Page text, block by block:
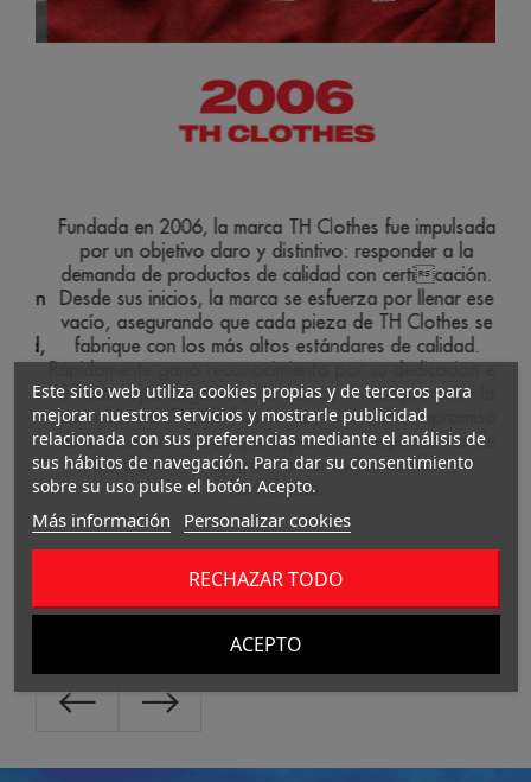
Fundada en 2006, la marca TH Clothes fue impulsada
por un objetivo claro y distintivo: responder a la
demanda de productos de calidad con certicación.
Desde sus inicios, la marca se esfuerza por llenar ese
vacío, asegurando que cada pieza de TH Clothes se
fabrique con los más altos estándares de calidad.
Rápidamente ganó reconocimiento por su dedicación en
ofrecer ropa elegante y duradera, sin comprometer la
accesibilidad. TH Clothes se mueve por el compromiso
de ofrecer productos que superen las expectativas de
los clientes, proporcionando estilo, confort y
conanza.
Este sitio web utiliza cookies propias y de terceros para
mejorar nuestros servicios y mostrarle publicidad
relacionada con sus preferencias mediante el análisis de
sus hábitos de navegación. Para dar su consentimiento
sobre su uso pulse el botón Acepto.
Más información Personalizar cookies
RECHAZAR TODO
ACEPTO